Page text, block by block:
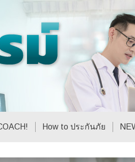
How to ประกันภัย